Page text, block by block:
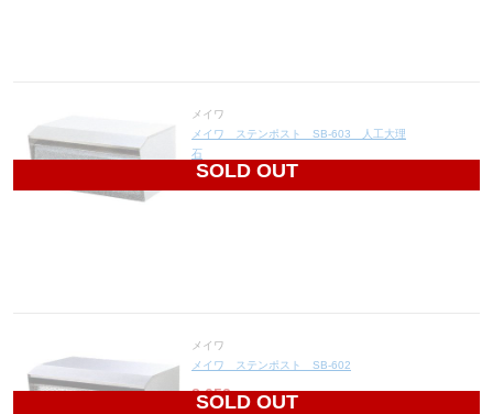
SOLD OUT
メイワ
メイワ ステンポスト SB-603 人工大理
石
12,720
SOLD OUT
メイワ
メイワ ステンポスト SB-602
8,052 円(税込8,857円)